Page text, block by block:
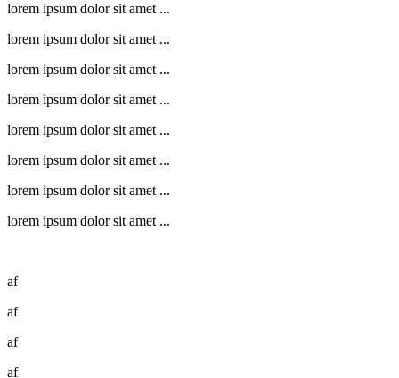
lorem ipsum dolor sit amet ...
lorem ipsum dolor sit amet ...
lorem ipsum dolor sit amet ...
lorem ipsum dolor sit amet ...
lorem ipsum dolor sit amet ...
lorem ipsum dolor sit amet ...
lorem ipsum dolor sit amet ...
lorem ipsum dolor sit amet ...
af
af
af
af